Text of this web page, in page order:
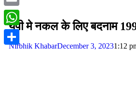
यूपी मे नकल के लिए बदनाम 199
Nirbhik KhabarDecember 3, 20231:12
Email
WhatsApp